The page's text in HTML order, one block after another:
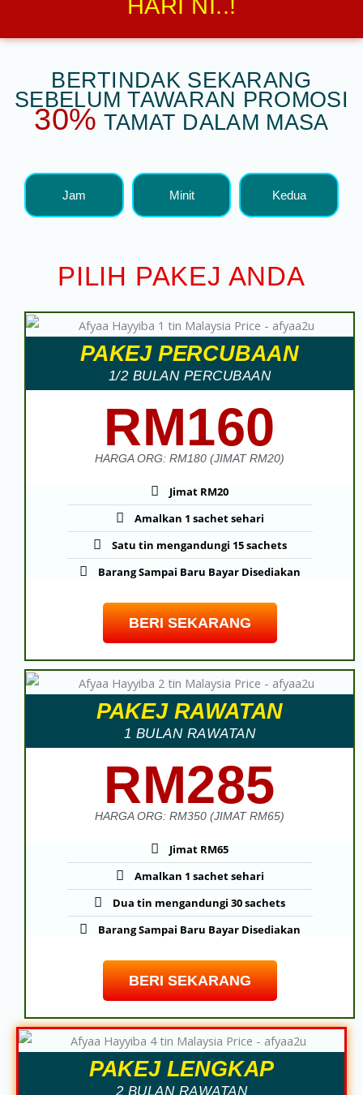
HARI NI..!
BERTINDAK SEKARANG
SEBELUM TAWARAN PROMOSI
30% TAMAT DALAM MASA
Jam Minit Kedua
PILIH PAKEJ ANDA
PAKEJ PERCUBAAN
1/2 BULAN PERCUBAAN
RM160
HARGA ORG: RM180 (JIMAT RM20)
Jimat RM20
Amalkan 1 sachet sehari
Satu tin mengandungi 15 sachets
Barang Sampai Baru Bayar Disediakan
BERI SEKARANG
PAKEJ RAWATAN
1 BULAN RAWATAN
RM285
HARGA ORG: RM350 (JIMAT RM65)
Jimat RM65
Amalkan 1 sachet sehari
Dua tin mengandungi 30 sachets
Barang Sampai Baru Bayar Disediakan
BERI SEKARANG
PAKEJ LENGKAP
2 BULAN RAWATAN